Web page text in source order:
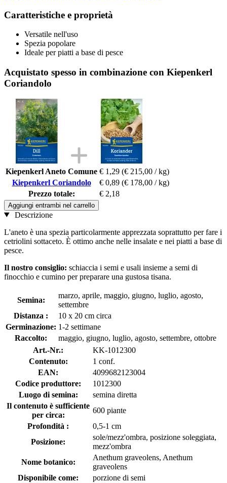
Caratteristiche e proprietà
Versatile nell'uso
Spezia popolare
Ideale per piatti a base di pesce
Acquistato spesso in combinazione con Kiepenkerl
Coriandolo
Kiepenkerl Aneto Comune € 1,29 (€ 215,00 / kg)
Kiepenkerl Coriandolo
€ 0,89 (€ 178,00 / kg)
Prezzo totale:
€ 2,18
Aggiungi entrambi nel carrello
Descrizione
L'aneto è una spezia particolarmente apprezzata soprattutto per fare i
cetriolini sottaceto. È ottimo anche nelle insalate e nei piatti a base di
pesce.
Il nostro consiglio: schiaccia i semi e usali insieme a semi di
finocchio e cumino per preparare una gustosa tisana.
Semina:
marzo, aprile, maggio, giugno, luglio, agosto,
settembre
Distanza :
10 x 20 cm circa
Germinazione: 1-2 settimane
Raccolto:
maggio, giugno, luglio, agosto, settembre, ottobre
Art.-Nr.:
KK-1012300
Contenuto:
1 conf.
EAN:
4099682123004
Codice produttore:
1012300
Luogo di semina:
semina diretta
Il contenuto è sufficiente
per circa:
600 piante
Profondità :
0,5-1 cm
Posizione:
sole/mezz'ombra, posizione soleggiata,
mezz'ombra
Nome botanico:
Anethum graveolens, Anethum
graveolens
Disponibile come:
porzione di semi